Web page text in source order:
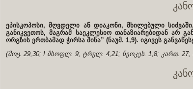
ეპისკოპოსი, მღვდელი ან დიაკონი, მხილებული
განიკვეთოს, მაგრამ საეკლესიო თანაზიარებიდან არ
ორგზის ერთბამად ჭირსა შინა” (ნაუმ. 1,9). იგივეს
(მოც. 29,30; I მსოფლ. 9; ტრულ. 4,21; ნეოკეს. 1,8; კართ. 27;